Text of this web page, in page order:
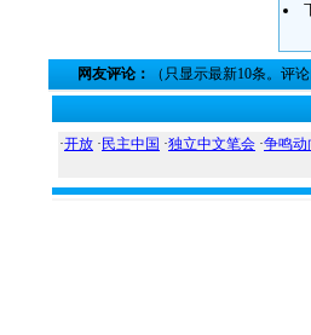
网友评论： （只显示最新10条。评
·开放 · 民主中国 ·独立中文笔会 ·争鸣动